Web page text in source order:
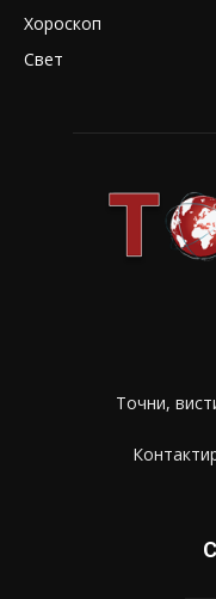
Хороскоп
Свет
Точни,